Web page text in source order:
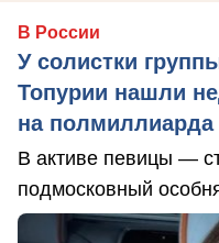
В России
У солистки
Топурии нашли
на полмиллиарда
В активе певицы —
подмосковный